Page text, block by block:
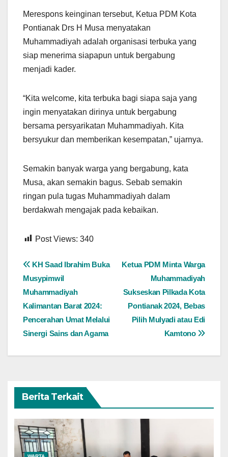
Merespons keinginan tersebut, Ketua PDM Kota
Pontianak Drs H Musa menyatakan
Muhammadiyah adalah organisasi terbuka yang
siap menerima siapapun untuk bergabung
menjadi kader.
“Kita welcome, kita terbuka bagi siapa saja yang
ingin menyatakan dirinya untuk bergabung
bersama persyarikatan Muhammadiyah. Kita
bersyukur dan memberikan kesempatan,” ujarnya.
Semakin banyak warga yang bergabung, kata
Musa, akan semakin bagus. Sebab semakin
ringan pula tugas Muhammadiyah dalam
berdakwah mengajak pada kebaikan.
Post Views: 340
Navigasi
pos
Ketua PDM Minta Warga
Muhammadiyah
Sukseskan Pilkada Kota
Pontianak 2024, Bebas
Pilih Mulyadi atau Edi
Kamtono
KH Saad Ibrahim Buka
Musypimwil
Muhammadiyah
Kalimantan Barat 2024:
Pencerahan Umat Melalui
Sinergi Sains dan Agama
Berita Terkait